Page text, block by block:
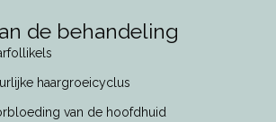
de behandeling
haargroeicyclus
van de hoofdhuid